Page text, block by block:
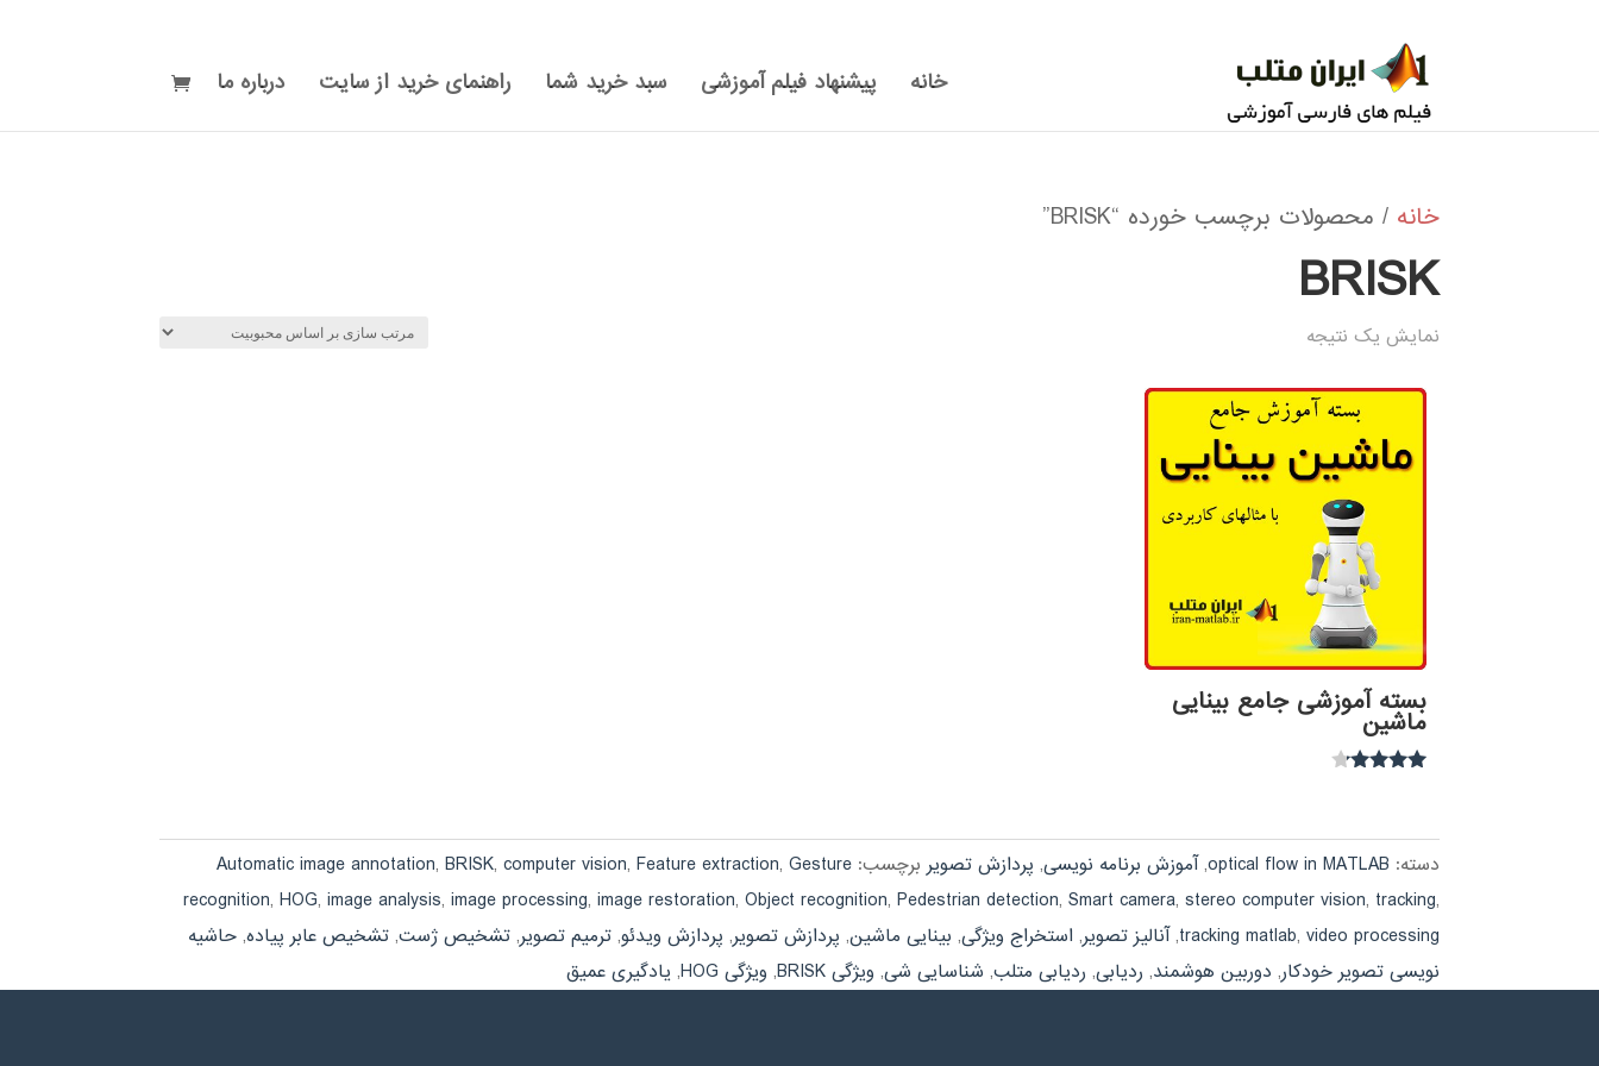
خانه پیشنهاد فیلم آموزشی سبد خرید شما راهنمای خرید از سایت درباره ما
خانه / محصولات برچسب خورده “BRISK”
BRISK
نمایش یک نتیجه
بسته آموزشی جامع بینایی
ماشین
دسته: optical flow in MATLAB
,آموزش برنامه نویسی, پردازش تصویر برچسب: Automatic image annotation, BRISK, computer vision, Feature extraction, Gesture
recognition, HOG, image analysis, image processing, image restoration, Object recognition, Pedestrian detection, Smart camera, stereo computer vision, tracking,
tracking matlab, video processing
,آنالیز تصویر, استخراج ویژگی, بینایی ماشین, پردازش تصویر, پردازش ویدئو,ترمیم تصویر,تشخیص ژست,تشخیص عابر پیاده,حاشیه
نویسی تصویر خودکار, دوربین هوشمند, ردیابی, ردیابی متلب, شناسایی شی, ویژگی BRISK , ویژگی HOG , یادگیری عمیق